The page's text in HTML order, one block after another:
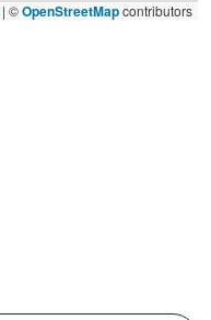
| ©OpenStreetMapcontributors